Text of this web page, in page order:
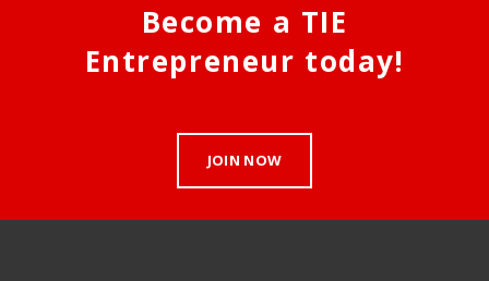
Become a TIE
Entrepreneur today!
JOIN NOW